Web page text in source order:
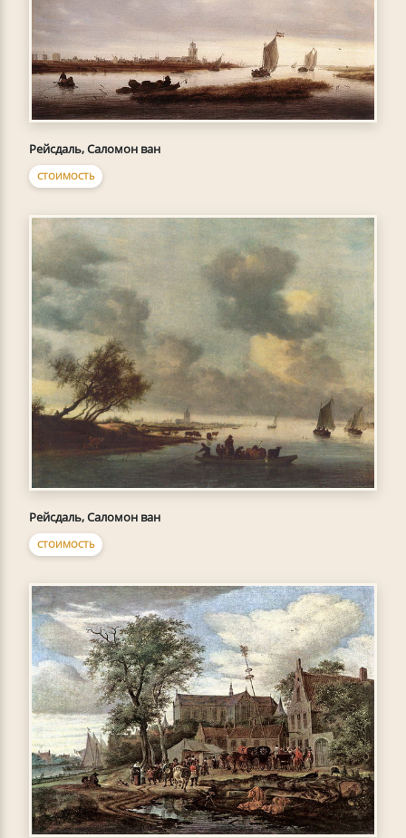
Рейсдаль, Саломон ван
СТОИМОСТЬ
Рейсдаль, Саломон ван
СТОИМОСТЬ